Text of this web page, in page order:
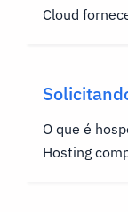
Cloud
recursos
para usar
O que é
Hosting